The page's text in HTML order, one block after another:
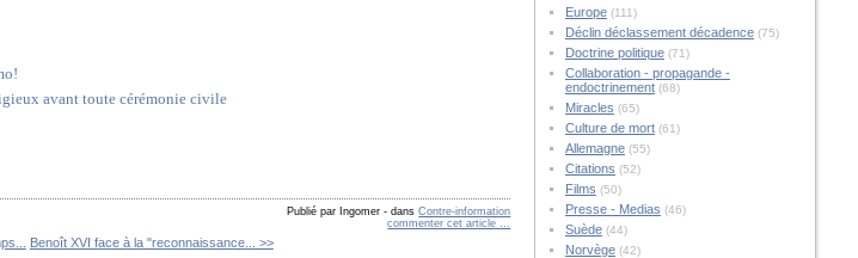
avant toute cérémonie civile
Publié par Ingomer - dansContre-information
commenter cet article
Benoît XVI face à la "reconnaissance... >>
Europe(111)
Déclin déclassement décadence(75)
Doctrine politique(71)
Collaboration - propagande -
endoctrinement(68)
Miracles (65)
Culture de mort(61)
Allemagne(55)
Citations (52)
Films (50)
Presse - Medias (46)
Suède(44)
Norvège(42)